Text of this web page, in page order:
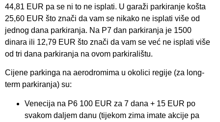
44,81 EUR pa se ni to ne isplati. U garaži parkiranje košta
25,60 EUR što znači da vam se nikako ne isplati više od
jednog dana parkiranja. Na P7 dan parkiranja je 1500
dinara ili 12,79 EUR što znači da vam se već ne isplati više
od tri dana parkiranja na ovom parkiralištu.
Cijene parkinga na aerodromima u okolici regije (za long-
term parkiranja) su:
Venecija na P6 100 EUR za 7 dana + 15 EUR po
svakom daljem danu (tijekom zima imate akcije pa